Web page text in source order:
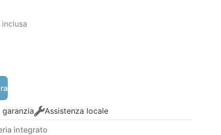
inclusa
Assistenza locale
integrato